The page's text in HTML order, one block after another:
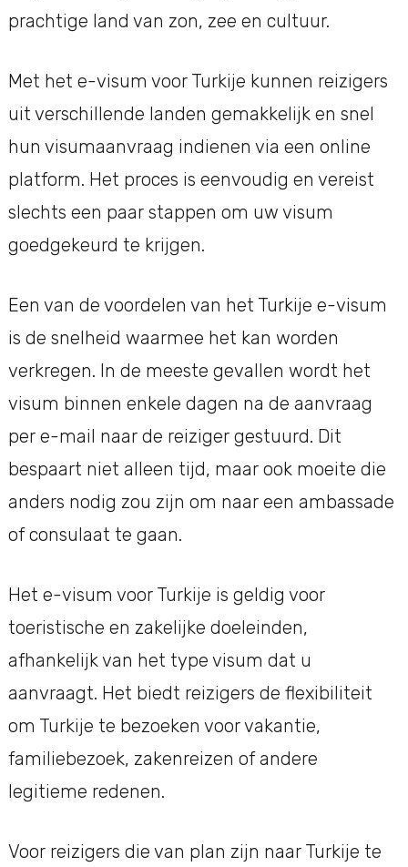
prachtige land van zon, zee en cultuur.
Met het e-visum voor Turkije kunnen reizigers
uit verschillende landen gemakkelijk en snel
hun visumaanvraag indienen via een online
platform. Het proces is eenvoudig en vereist
slechts een paar stappen om uw visum
goedgekeurd te krijgen.
Een van de voordelen van het Turkije e-visum
is de snelheid waarmee het kan worden
verkregen. In de meeste gevallen wordt het
visum binnen enkele dagen na de aanvraag
per e-mail naar de reiziger gestuurd. Dit
bespaart niet alleen tijd, maar ook moeite die
anders nodig zou zijn om naar een ambassade
of consulaat te gaan.
Het e-visum voor Turkije is geldig voor
toeristische en zakelijke doeleinden,
afhankelijk van het type visum dat u
aanvraagt. Het biedt reizigers de flexibiliteit
om Turkije te bezoeken voor vakantie,
familiebezoek, zakenreizen of andere
legitieme redenen.
Voor reizigers die van plan zijn naar Turkije te